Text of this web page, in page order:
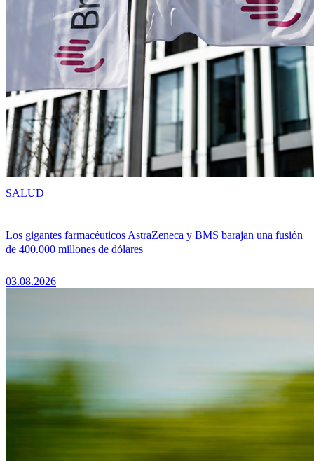
Los gigantes farmacéuticos AstraZeneca y BMS barajan una fusión
de 400.000 millones de dólares
03.08.2026
SALUD